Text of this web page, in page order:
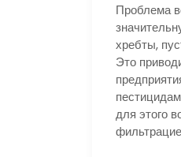
Проблема
хребты,
Это
для этого